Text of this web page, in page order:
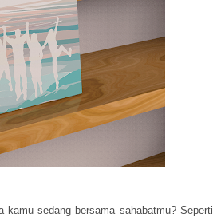
sedang bersama sahabatmu? Seperti